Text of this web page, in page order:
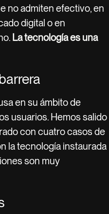
no admiten efectivo, en
digital o en
La tecnología es una
en su ámbito de
usuarios. Hemos salido
con cuatro casos de
la tecnología instaurada
son muy